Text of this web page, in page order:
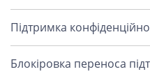
Підтримка
Блокіровка переноса